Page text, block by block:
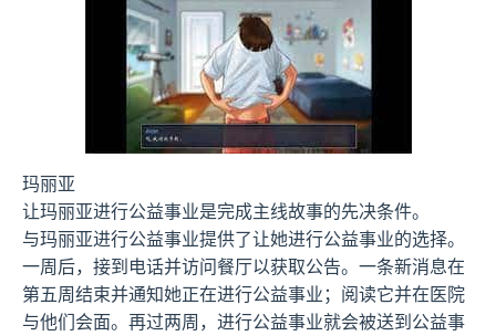
玛丽亚
让玛丽亚进行公益事业是完成主线故事的先决条件。
与玛丽亚进行公益事业提供了让她进行公益事业的选择。
一周后，接到电话并访问餐厅以获取公告。一条新消息在
第五周结束并通知她正在进行公益事业；阅读它并在医院
与他们会面。再过两周，进行公益事业就会被送到公益事